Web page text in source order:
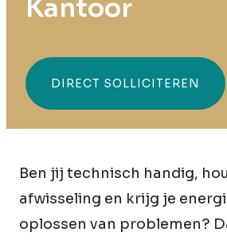
Kantoor
DIRECT SOLLICITEREN
Ben jij technisch handig,
afwisseling en krijg je
oplossen van problemen?